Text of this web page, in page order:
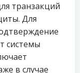
транзакций
Для
системы
в случае